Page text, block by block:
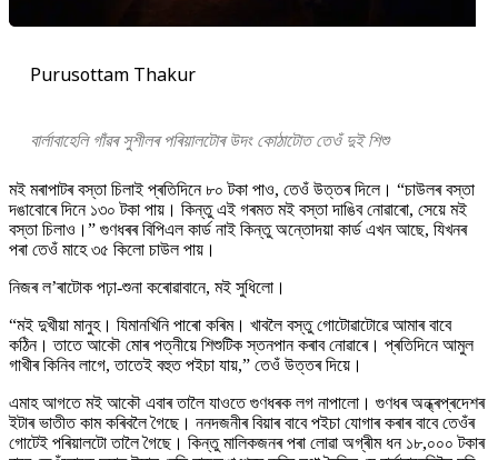
Purusottam Thakur
বাৰ্লাবাহেলি গাঁৱৰ সুশীলৰ পৰিয়ালটোৰ উদং কোঠাটোত তেওঁ দুই শিশু
মই মৰাপাটৰ বস্তা চিলাই প্ৰতিদিনে ৮০ টকা পাও, তেওঁ উত্তৰ দিলে। “চাউলৰ বস্তা
দঙাবোৰে দিনে ১৩০ টকা পায়। কিন্তু এই গৰমত মই বস্তা দাঙিব নোৱাৰো, সেয়ে মই
বস্তা চিলাও।” গুণধৰৰ বিপিএল কাৰ্ড নাই কিন্তু অন্তোদয়া কাৰ্ড এখন আছে, যিখনৰ
পৰা তেওঁ মাহে ৩৫ কিলো চাউল পায়।
নিজৰ ল’ৰাটোক পঢ়া-শুনা কৰোৱাবানে, মই সুধিলো।
“মই দুখীয়া মানুহ। যিমানখিনি পাৰো কৰিম। খাবলৈ বস্তু গোটোৱাটোৱে আমাৰ বাবে
কঠিন। তাতে আকৌ মোৰ পত্নীয়ে শিশুটিক স্তনপান কৰাব নোৱাৰে। প্ৰতিদিনে আমুল
গাখীৰ কিনিব লাগে, তাতেই বহুত পইচা যায়,” তেওঁ উত্তৰ দিয়ে।
এমাহ আগতে মই আকৌ এবাৰ তালৈ যাওতে গুণধৰক লগ নাপালো। গুণধৰ অন্ধ্ৰপ্ৰদেশৰ
ইটাৰ ভাতীত কাম কৰিবলৈ গৈছে। ননদজনীৰ বিয়াৰ বাবে পইচা যোগাৰ কৰাৰ বাবে তেওঁৰ
গোটেই পৰিয়ালটো তালৈ গৈছে। কিন্তু মালিকজনৰ পৰা লোৱা অগ্ৰীম ধন ১৮,০০০ টকাৰ